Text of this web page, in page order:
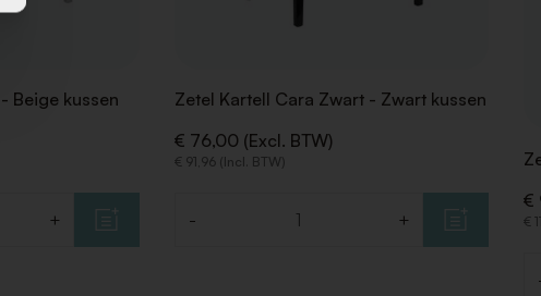
Beige kussen
+
Zetel Kartell Cara Zwart - Zwart kussen
€ 76,00 (Excl. BTW)
€ 91,96 (Incl. BTW)
- +
€
€